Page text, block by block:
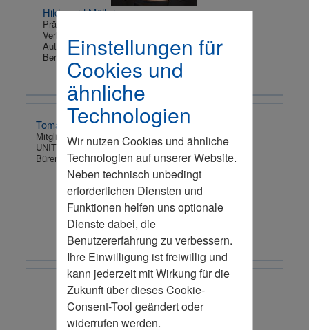
Einstellungen für
Cookies und
ähnliche
Technologien
Wir nutzen Cookies und ähnliche
Technologien auf unserer Website.
Neben technisch unbedingt
erforderlichen Diensten und
Funktionen helfen uns optionale
Dienste dabei, die
Benutzererfahrung zu verbessern.
Ihre Einwilligung ist freiwillig und
kann jederzeit mit Wirkung für die
Zukunft über dieses Cookie-
Consent-Tool geändert oder
widerrufen werden.
Hildegard Müller
Präsidentin
Verband der
Automobilindustrie e.V. (VDA)
Berlin
Tomas Pfänder
Mitglied des Vorstandes
UNITY AG
Büren-Ahden